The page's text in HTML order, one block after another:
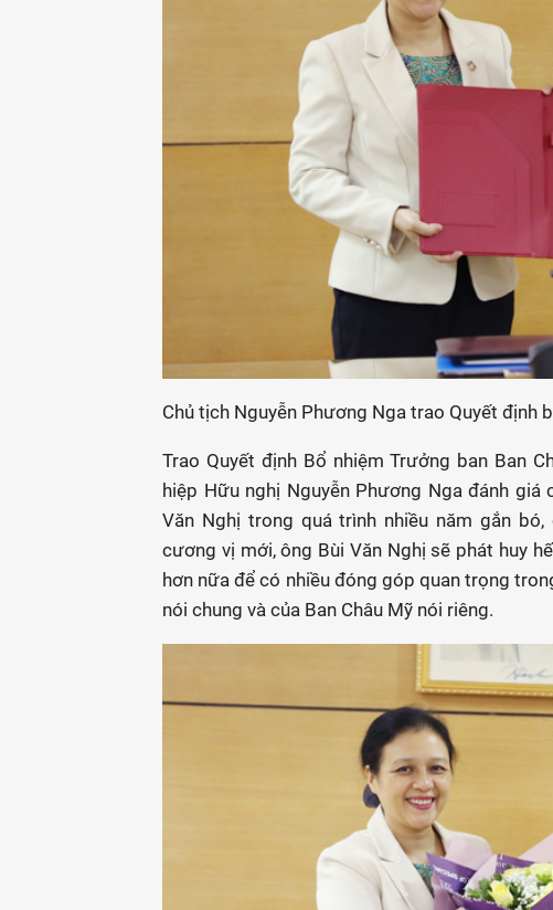
Chủ tịch Nguyễn Phương Nga trao Quyết định
Trao Quyết định Bổ nhiệm Trưởng ban Ban
hiệp Hữu nghị Nguyễn Phương Nga đánh
Văn Nghị trong quá trình nhiều năm gắn
cương vị mới, ông Bùi Văn Nghị sẽ phát huy
hơn nữa để có nhiều đóng góp quan trọng
nói chung và của Ban Châu Mỹ nói riêng.